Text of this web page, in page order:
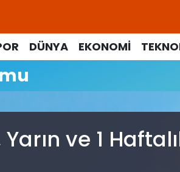
DÜNYA EKONOMİ
Yarın ve 1